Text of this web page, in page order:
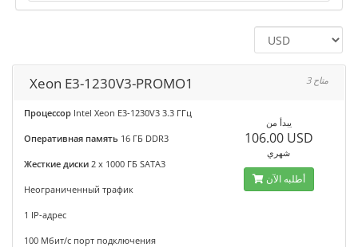
Xeon E3-1230V3-PROMO1 3 متاح
Процессор Intel Xeon E3-1230V3 3.3 ГГц
Оперативная память 16 ГБ DDR3
Жесткие диски 2 x 1000 ГБ SATA3
Неограниченный трафик
1 IP-адрес
100 Мбит/с порт подключения
يبدأ من
106.00 USD
شهري
أطلبه الآن